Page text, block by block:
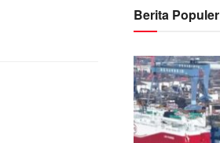
Berita Populer